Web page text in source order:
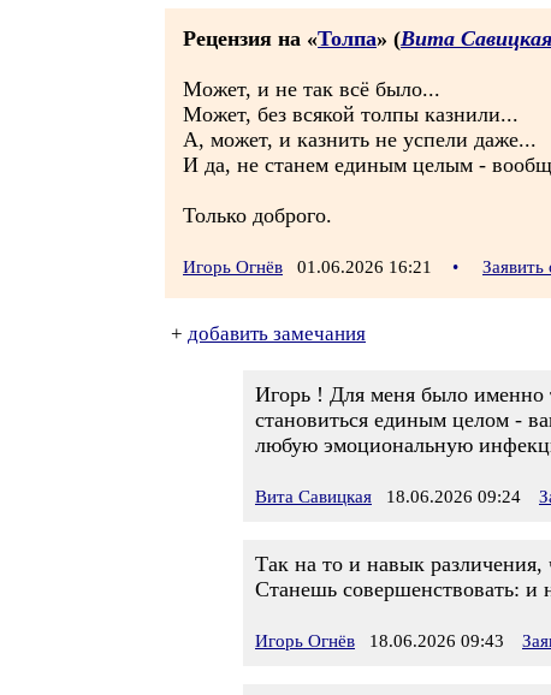
Рецензия на «Толпа» (Вита Савицкая
Может, и не так всё было...
Может, без всякой толпы казнили...
А, может, и казнить не успели даже...
И да, не станем единым целым -
Только доброго.
Игорь Огнёв 01.06.2026 16:21 •
+ добавить замечания
Игорь ! Для меня было именно
становиться единым целом -
любую эмоциональную
Вита Савицкая 18.06.2026 09:24
Так на то и навык различения,
Станешь совершенствовать: и
Игорь Огнёв 18.06.2026 09:43